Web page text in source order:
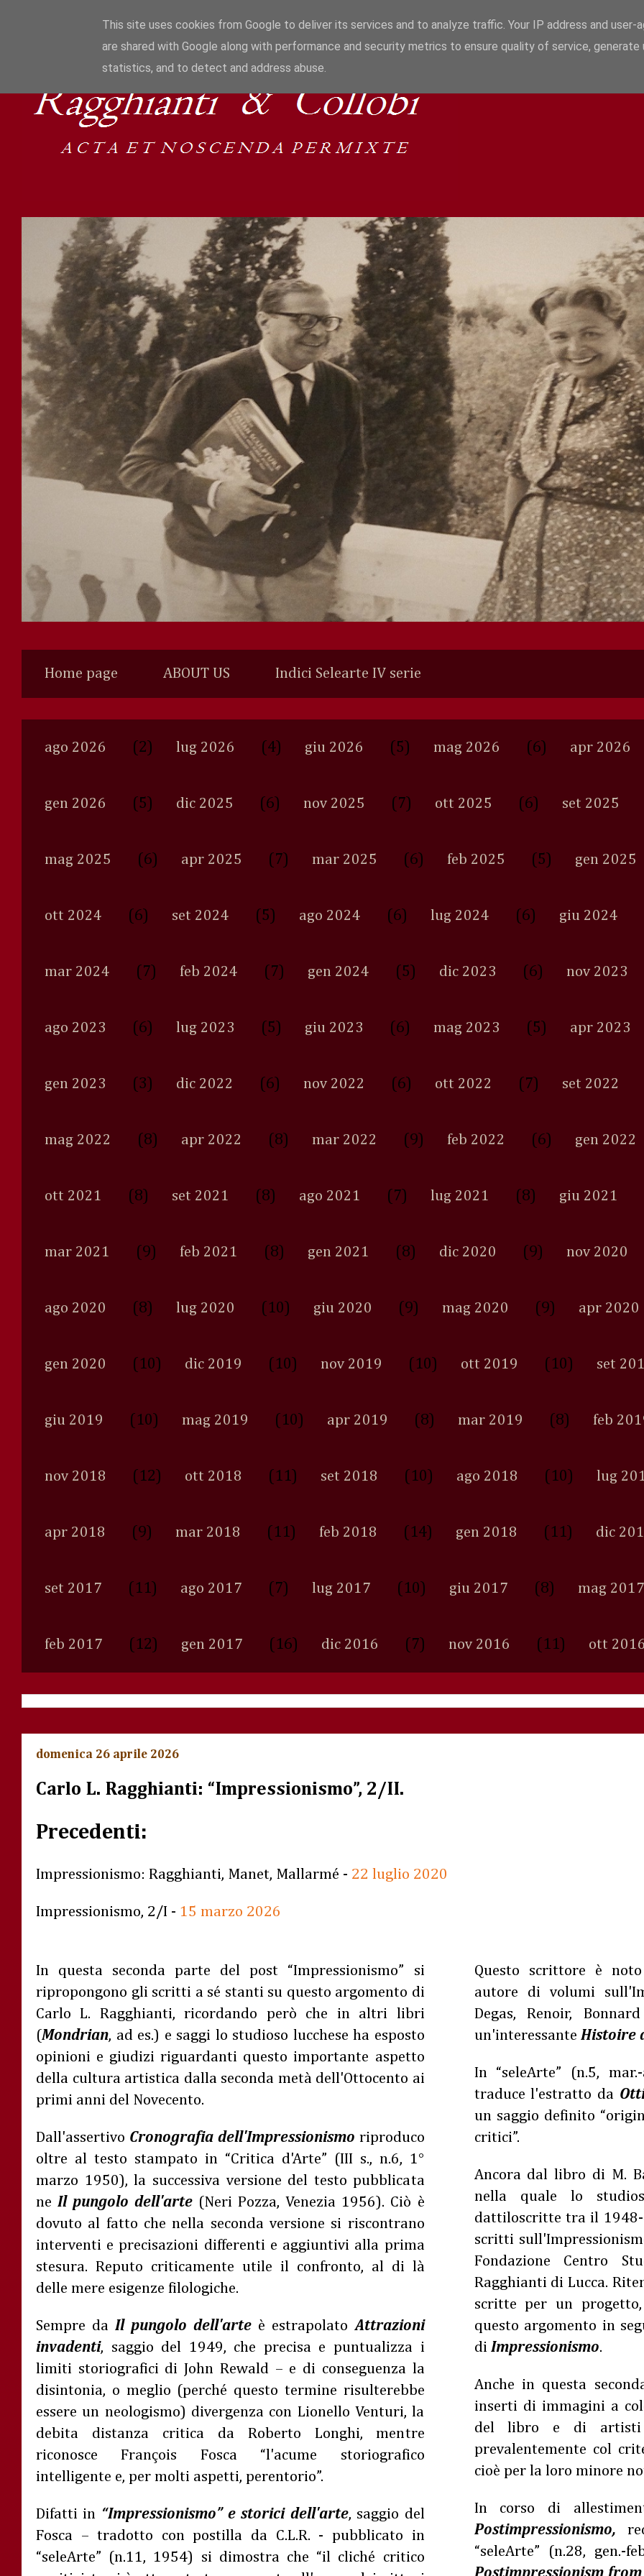
Home page ABOUT US Indici Selearte IV serie
ago 2026 (2) lug 2026 (4) giu 2026 (5) mag 2026 (6) apr 2026
gen 2026 (5) dic 2025 (6) nov 2025 (7) ott 2025 (6) set 2025
mag 2025 (6) apr 2025 (7) mar 2025 (6) feb 2025 (5) gen 2025
ott 2024 (6) set 2024 (5) ago 2024 (6) lug 2024 (6) giu 2024
mar 2024 (7) feb 2024 (7) gen 2024 (5) dic 2023 (6) nov 2023
ago 2023 (6) lug 2023 (5) giu 2023 (6) mag 2023 (5) apr 2023
gen 2023 (3) dic 2022 (6) nov 2022 (6) ott 2022 (7) set 2022
mag 2022 (8) apr 2022 (8) mar 2022 (9) feb 2022 (6) gen 2022
ott 2021 (8) set 2021 (8) ago 2021 (7) lug 2021 (8) giu 2021
mar 2021 (9) feb 2021 (8) gen 2021 (8) dic 2020 (9) nov 2020
ago 2020 (8) lug 2020 (10) giu 2020 (9) mag 2020 (9) apr 2020
gen 2020 (10) dic 2019 (10) nov 2019 (10) ott 2019 (10) set
giu 2019 (10) mag 2019 (10) apr 2019 (8) mar 2019 (8) feb
nov 2018 (12) ott 2018 (11) set 2018 (10) ago 2018 (10) lug
apr 2018 (9) mar 2018 (11) feb 2018 (14) gen 2018 (11) dic
set 2017 (11) ago 2017 (7) lug 2017 (10) giu 2017 (8) mag 2017
feb 2017 (12) gen 2017 (16) dic 2016 (7) nov 2016 (11) ott 2016
domenica 26 aprile 2026
Carlo L. Ragghianti: “Impressionismo”, 2/II.
Precedenti:
Impressionismo: Ragghianti, Manet, Mallarmé - 22 luglio 2020
Impressionismo, 2/I - 15 marzo 2026
In questa seconda parte del post “Impressionismo” si
ripropongono gli scritti a sé stanti su questo argomento di
Carlo L. Ragghianti, ricordando però che in altri libri
(Mondrian, ad es.) e saggi lo studioso lucchese ha esposto
opinioni e giudizi riguardanti questo importante aspetto
della cultura artistica dalla seconda metà dell'Ottocento ai
primi anni del Novecento.
Dall'assertivo Cronografia dell'Impressionismo riproduco
oltre al testo stampato in “Critica d'Arte” (III s., n.6, 1°
marzo 1950), la successiva versione del testo pubblicata
neIl pungolo dell'arte (Neri Pozza, Venezia 1956). Ciò è
dovuto al fatto che nella seconda versione si riscontrano
interventi e precisazioni differenti e aggiuntivi alla prima
stesura. Reputo criticamente utile il confronto, al di là
delle mere esigenze filologiche.
Sempre daIl pungolo dell'arte è estrapolatoAttrazioni
invadenti, saggio del 1949, che precisa e puntualizza i
limiti storiografici di John Rewald – e di conseguenza la
disintonia, o meglio (perché questo termine risulterebbe
essere un neologismo) divergenza con Lionello Venturi, la
debita distanza critica da Roberto Longhi, mentre
riconosce François Fosca “l'acume storiografico
intelligente e, per molti aspetti, perentorio”.
Difatti in “Impressionismo” e storici dell'arte, saggio del
Fosca – tradotto con postilla da C.L.R. - pubblicato in
“seleArte” (n.11, 1954) si dimostra che “il cliché critico
Questo scrittore è
autore di volumi
Degas, Renoir,
un'interessante Histoire
In “seleArte” (n.5,
traduce l'estratto da
un saggio definito
critici”.
Ancora dal libro di M.
nella quale lo
dattiloscritte tra il 1948-
scritti
Fondazione Centro
Ragghianti di Lucca.
scritte per un
questo argomento in
di Impressionismo.
Anche in questa
inserti di immagini a
del libro e di artisti
prevalentemente col
cioè per la loro minore
In corso di
Postimpressionismo,
“seleArte” (n.28, gen.-
This site uses cookies from Google to deliver its services and to analyze traffic. Your IP address and user-
are shared with Google along with performance and security metrics to ensure quality of service, generate
statistics, and to detect and address abuse.